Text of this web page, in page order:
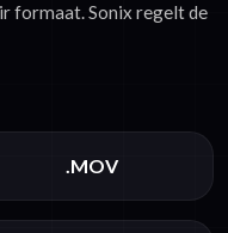
formaat. Sonix regelt de
.MOV